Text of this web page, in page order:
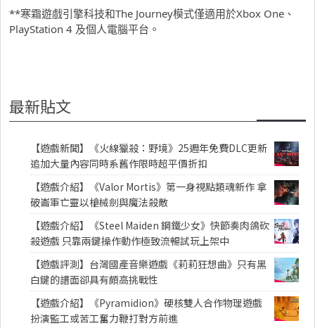
**寒霜遊戲引擎科技和The Journey模式僅適用於Xbox One、
PlayStation 4 及個人電腦平台。
最新貼文
【遊戲新聞】《火線獵殺：野境》25週年免費DLC更新
追加大量內容同時系舊作限時超平價折扣
【遊戲介紹】《Valor Mortis》第一身視點類魂新作 拿
破崙軍亡靈以槍械劍與魔法殺敵
【遊戲介紹】《Steel Maiden 鋼鐵少女》快節奏肉鴿砍
殺遊戲 只靠兩鍵操作動作極致流暢試玩上架中
【遊戲評測】台灣國產音樂遊戲《莉莉狂想曲》只有黑
白鍵的譜面卻具有頗高挑戰性
【遊戲介紹】《Pyramidion》硬核雙人合作物理遊戲
扮演監工或苦工奮力鞭打對方前進